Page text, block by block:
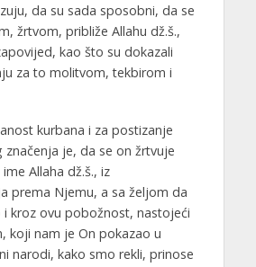
da su sada sposobni, da se
žrtvom, približe Allahu dž.š.,
kao što su dokazali
za to molitvom, tekbirom i
kurbana i za postizanje
je, da se on žrtvuje
Allaha dž.š., iz
prema Njemu, a sa željom da
i kroz ovu pobožnost, nastojeći
koji nam je On pokazao u
narodi, kako smo rekli, prinose